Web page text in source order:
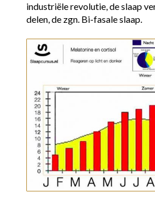
industriële revolutie, de slaap
delen, de zgn. Bi-fasale slaap.